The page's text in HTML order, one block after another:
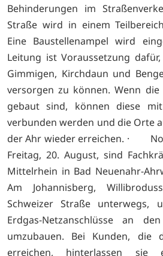
Behinderungen im
Straße wird in einem
Eine Baustellenampel wird
Leitung ist Voraussetzung
Gimmigen, Kirchdaun und
versorgen zu können. Wenn
gebaut sind, können diese
verbunden werden und die Orte
der Ahr wieder erreichen. ·
Freitag, 20. August, sind
Mittelrhein in Bad Neuenahr-
Am Johannisberg,
Schweizer Straße unterwegs,
Erdgas-Netzanschlüsse an
umzubauen. Bei Kunden, die
erreichen, hinterlassen sie